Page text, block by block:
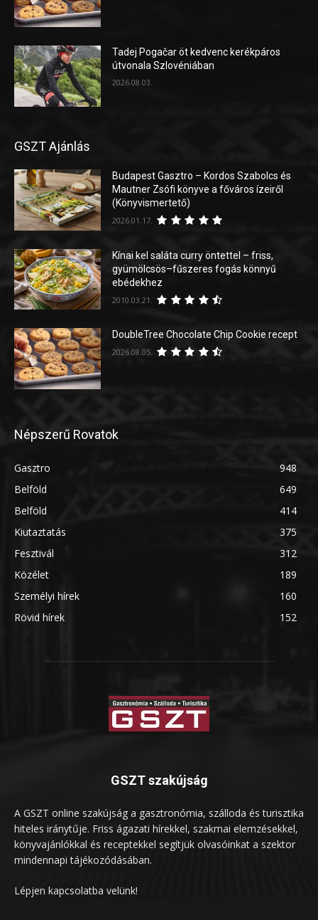
Tadej Pogačar öt kedvenc kerékpáros
útvonala Szlovéniában
2026.08.03.
GSZT Ajánlás
Budapest Gasztro – Kordos Szabolcs és
Mautner Zsófi könyve a főváros ízeiről
(Könyvismertető)
2026.01.17.
Kínai kel saláta curry öntettel – friss,
gyümölcsös–fűszeres fogás könnyű
ebédekhez
2010.03.21.
DoubleTree Chocolate Chip Cookie recept
2026.08.05.
Népszerű Rovatok
Gasztro
948
Belföld
649
Belföld
414
Kiutaztatás
375
Fesztivál
312
Közélet
189
Személyi hírek
160
Rövid hírek
152
GSZT szakújság
A GSZT online szakújság a gasztronómia, szálloda és turisztika
hiteles iránytűje. Friss ágazati hírekkel, szakmai elemzésekkel,
könyvajánlókkal és receptekkel segítjük olvasóinkat a szektor
mindennapi tájékozódásában.
Lépjen kapcsolatba velünk!